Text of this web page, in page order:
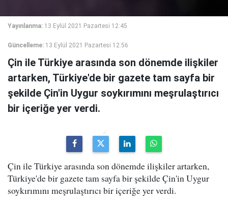
Yayınlanma: 13 Eylül 2021 Pazartesi 12:45
Güncelleme: 13 Eylül 2021 Pazartesi 12:56
Çin ile Türkiye arasında son dönemde ilişkiler
artarken, Türkiye'de bir gazete tam sayfa bir
şekilde Çin'in Uygur soykırımını meşrulaştırıcı
bir içeriğe yer verdi.
Çin ile Türkiye arasında son dönemde ilişkiler artarken,
Türkiye'de bir gazete tam sayfa bir şekilde Çin'in Uygur
soykırımını meşrulaştırıcı bir içeriğe yer verdi.